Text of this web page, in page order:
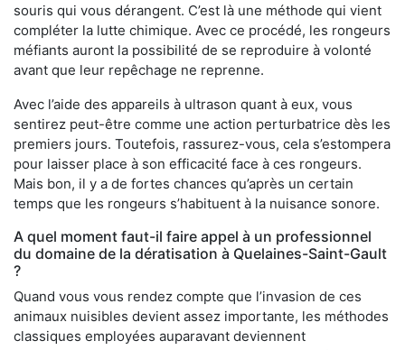
souris qui vous dérangent. C’est là une méthode qui vient
compléter la lutte chimique. Avec ce procédé, les rongeurs
méfiants auront la possibilité de se reproduire à volonté
avant que leur repêchage ne reprenne.
Avec l’aide des appareils à ultrason quant à eux, vous
sentirez peut-être comme une action perturbatrice dès les
premiers jours. Toutefois, rassurez-vous, cela s’estompera
pour laisser place à son efficacité face à ces rongeurs.
Mais bon, il y a de fortes chances qu’après un certain
temps que les rongeurs s’habituent à la nuisance sonore.
A quel moment faut-il faire appel à un professionnel
du domaine de la dératisation à Quelaines-Saint-Gault
?
Quand vous vous rendez compte que l’invasion de ces
animaux nuisibles devient assez importante, les méthodes
classiques employées auparavant deviennent